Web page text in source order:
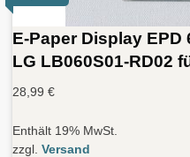
E-Paper Display EPD
LG LB060S01-RD02
28,99 €
Enthält 19% MwSt.
zzgl. Versand